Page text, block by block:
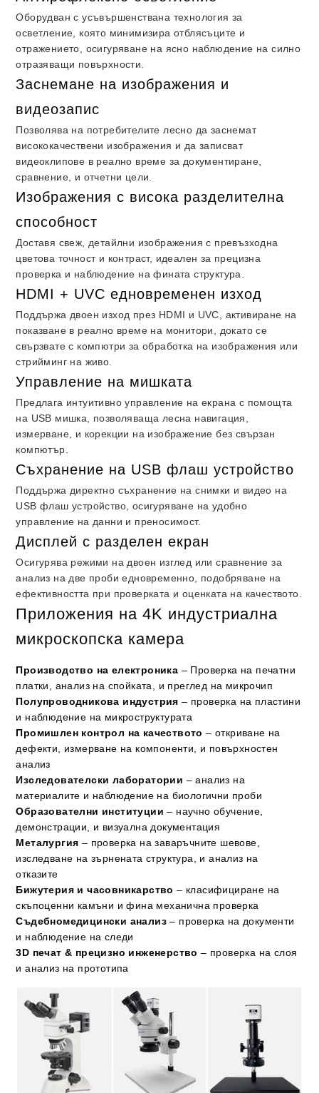
Оборудван с усъвършенствана технология за
осветление, която минимизира отблясъците и
отражението, осигуряване на ясно наблюдение на силно
отразяващи повърхности.
Заснемане на изображения и
видеозапис
Позволява на потребителите лесно да заснемат
висококачествени изображения и да записват
видеоклипове в реално време за документиране,
сравнение, и отчетни цели.
Изображения с висока разделителна
способност
Доставя свеж, детайлни изображения с превъзходна
цветова точност и контраст, идеален за прецизна
проверка и наблюдение на фината структура.
HDMI + UVC едновременен изход
Поддържа двоен изход през HDMI и UVC, активиране на
показване в реално време на монитори, докато се
свързвате с компютри за обработка на изображения или
стрийминг на живо.
Управление на мишката
Предлага интуитивно управление на екрана с помощта
на USB мишка, позволяваща лесна навигация,
измерване, и корекции на изображение без свързан
компютър.
Съхранение на USB флаш устройство
Поддържа директно съхранение на снимки и видео на
USB флаш устройство, осигуряване на удобно
управление на данни и преносимост.
Дисплей с разделен екран
Осигурява режими на двоен изглед или сравнение за
анализ на две проби едновременно, подобряване на
ефективността при проверката и оценката на качеството.
Приложения на 4K индустриална
микроскопска камера
Производство на електроника – Проверка на печатни
платки, анализ на спойката, и преглед на микрочип
Полупроводникова индустрия – проверка на пластини
и наблюдение на микроструктурата
Промишлен контрол на качеството – откриване на
дефекти, измерване на компоненти, и повърхностен
анализ
Изследователски лаборатории – анализ на
материалите и наблюдение на биологични проби
Образователни институции – научно обучение,
демонстрации, и визуална документация
Металургия – проверка на заваръчните шевове,
изследване на зърнената структура, и анализ на
отказите
Бижутерия и часовникарство – класифициране на
скъпоценни камъни и фина механична проверка
Съдебномедицински анализ – проверка на документи
и наблюдение на следи
3D печат & прецизно инженерство – проверка на слоя
и анализ на прототипа